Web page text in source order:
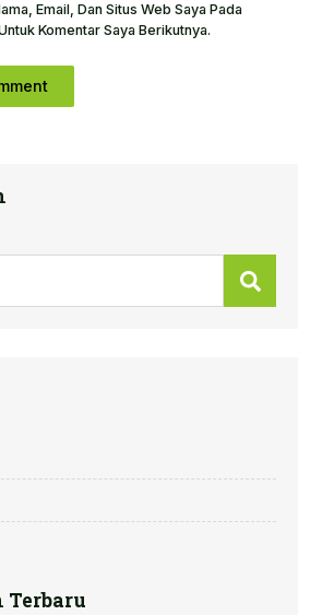
Email, Dan Situs Web Saya Pada
Komentar Saya Berikutnya.
Terbaru